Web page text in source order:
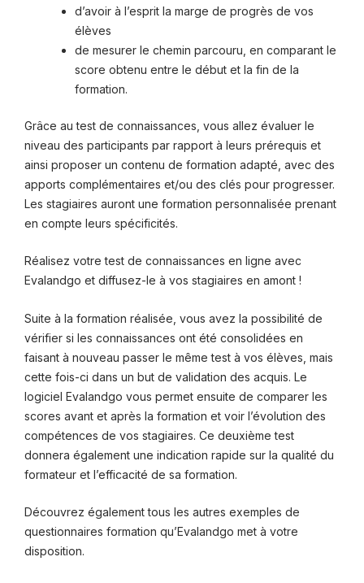
d’avoir à l’esprit la marge de progrès de vos
élèves
de mesurer le chemin parcouru, en comparant le
score obtenu entre le début et la fin de la
formation.
Grâce au test de connaissances, vous allez évaluer le
niveau des participants par rapport à leurs prérequis et
ainsi proposer un contenu de formation adapté, avec des
apports complémentaires et/ou des clés pour progresser.
Les stagiaires auront une formation personnalisée prenant
en compte leurs spécificités.
Réalisez votre test de connaissances en ligne avec
Evalandgo et diffusez-le à vos stagiaires en amont !
Suite à la formation réalisée, vous avez la possibilité de
vérifier si les connaissances ont été consolidées en
faisant à nouveau passer le même test à vos élèves, mais
cette fois-ci dans un but de validation des acquis. Le
logiciel Evalandgo vous permet ensuite de comparer les
scores avant et après la formation et voir l’évolution des
compétences de vos stagiaires. Ce deuxième test
donnera également une indication rapide sur la qualité du
formateur et l’efficacité de sa formation.
Découvrez également tous les autres exemples de
questionnaires formation qu’Evalandgo met à votre
disposition.